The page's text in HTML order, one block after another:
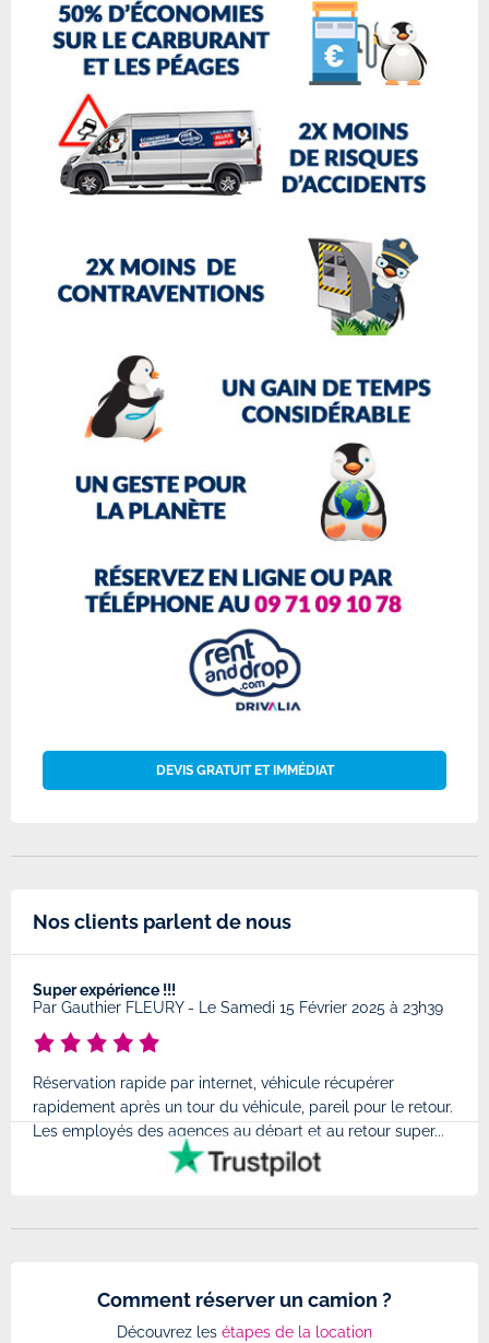
DEVIS GRATUIT ET IMMÉDIAT
Nos clients parlent de nous
Super expérience !!!
Par Gauthier FLEURY- Le Samedi 15 Février 2025 à 23h39
Réservation rapide par internet, véhicule récupérer
rapidement après un tour du véhicule, pareil pour le retour.
Les employés des agences au départ et au retour super...
Comment réserver un camion ?
Découvrez les étapes de la location